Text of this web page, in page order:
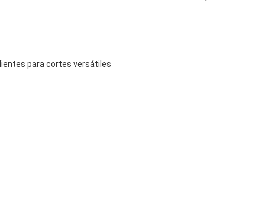
para cortes versátiles